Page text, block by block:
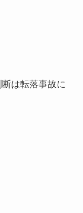
断は転落事故に